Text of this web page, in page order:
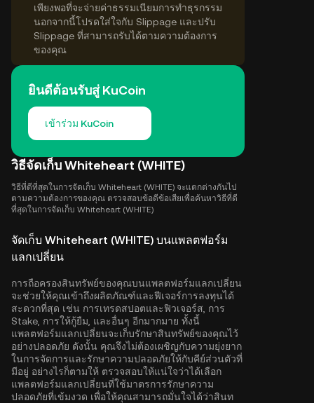
เพียงพอที่จะจ่ายค่าธรรมเนียมการทำธุรกรรม
นอกจากนี้โปรดใส่ใจกับ Slippage และปรับ
Slippage ที่สามารถรับได้ตามความต้องการ
ของคุณ
ยินดีต้อนรับสู่ KuCoin
เข้าร่วม KuCoin
วิธีจัดเก็บ Whiteheart (WHITE)
วิธีที่ดีที่สุดในการจัดเก็บ Whiteheart (WHITE) จะแตกต่างกันไป
ตามความต้องการของคุณ ตรวจสอบข้อดีข้อเสียเพื่อค้นหาวิธีที่ดี
ที่สุดในการจัดเก็บ Whiteheart (WHITE)
จัดเก็บ Whiteheart (WHITE) บนแพลตฟอร์ม
แลกเปลี่ยน
การถือครองสินทรัพย์ของคุณบนแพลตฟอร์มแลกเปลี่ยน
จะช่วยให้คุณเข้าถึงผลิตภัณฑ์และฟีเจอร์การลงทุนได้
สะดวกที่สุด เช่น การเทรดสปอตและฟิวเจอร์ส, การ
Stake, การให้กู้ยืม, และอื่นๆ อีกมากมาย ทั้งนี้
แพลตฟอร์มแลกเปลี่ยนจะเก็บรักษาสินทรัพย์ของคุณไว้
อย่างปลอดภัย ดังนั้น คุณจึงไม่ต้องเผชิญกับความยุ่งยาก
ในการจัดการและรักษาความปลอดภัยให้กับคีย์ส่วนตัวที่
มีอยู่ อย่างไรก็ตามให้ ตรวจสอบให้แน่ใจว่าได้เลือก
แพลตฟอร์มแลกเปลี่ยนที่ใช้มาตรการรักษาความ
ปลอดภัยที่เข้มงวด เพื่อให้คุณสามารถมั่นใจได้ว่าสินท